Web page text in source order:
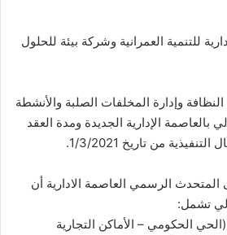
للتنمية العمرانية وشركة بيئة للحلول
وإدارة المخلفات الصلبة والأنشطة
بالعاصمة الإدارية الجديدة ومدة العقد
المتحدث الرسمي العاصمة الادارية أن
تشمل:
الحكومي – الأماكن التجارية